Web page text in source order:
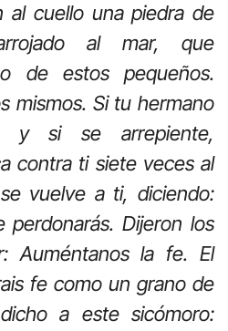
al cuello una piedra de
al mar, que
de estos pequeños.
mismos. Si tu hermano
y si se arrepiente,
contra ti siete veces al
vuelve a ti, diciendo:
perdonarás. Dijeron los
Auméntanos la fe. El
fe como un grano de
a este sicómoro: